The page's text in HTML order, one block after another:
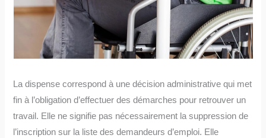
La dispense correspond à une décision administrative qui met
fin à l’obligation d’effectuer des démarches pour retrouver un
travail. Elle ne signifie pas nécessairement la suppression de
l’inscription sur la liste des demandeurs d’emploi. Elle